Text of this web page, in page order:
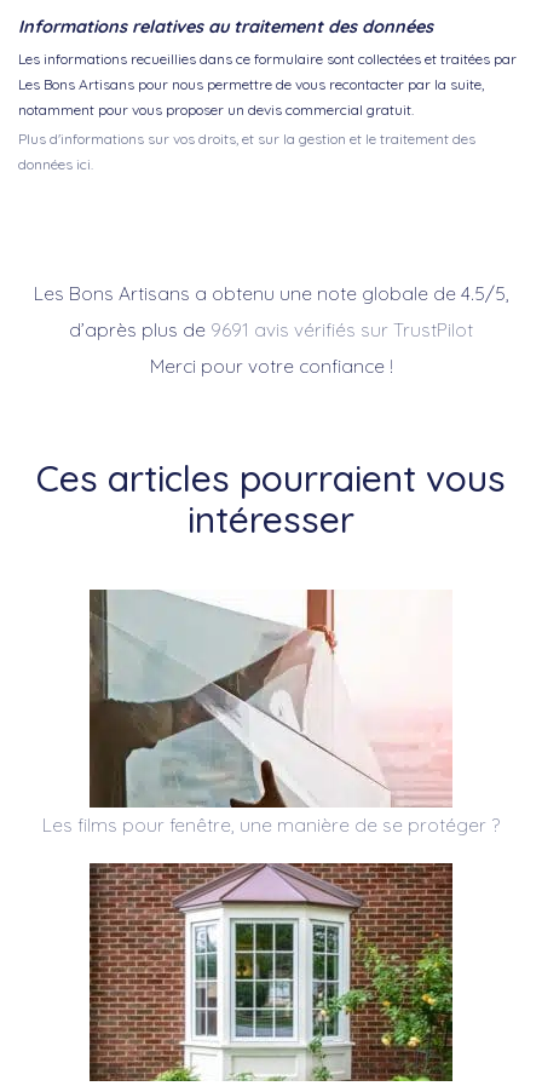
Informations relatives au traitement des données
Les informations recueillies dans ce formulaire sont collectées et traitées par
Les Bons Artisans pour nous permettre de vous recontacter par la suite,
notamment pour vous proposer un devis commercial gratuit.
Plus d'informations sur vos droits, et sur la gestion et le traitement des
données ici.
Les Bons Artisans a obtenu une note globale de 4.5/5,
d’après plus de 9691 avis vérifiés sur TrustPilot
Merci pour votre confiance !
Ces articles pourraient vous
intéresser
Les films pour fenêtre, une manière de se protéger ?